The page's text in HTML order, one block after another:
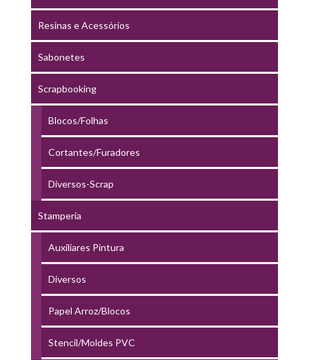
Resinas e Acessórios
Sabonetes
Scrapbooking
Blocos/Folhas
Cortantes/Furadores
Diversos-Scrap
Stamperia
Auxiliares Pintura
Diversos
Papel Arroz/Blocos
Stencil/Moldes PVC